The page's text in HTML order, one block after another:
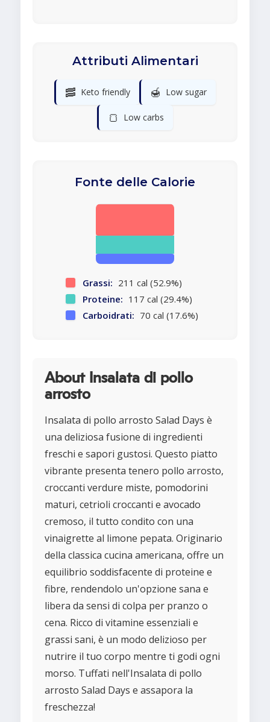
Attributi Alimentari
🥓 Keto friendly 🍯 Low sugar
🍞 Low carbs
Fonte delle Calorie
Grassi: 211 cal (52.9%)
Proteine: 117 cal (29.4%)
Carboidrati: 70 cal (17.6%)
About Insalata di pollo
arrosto
Insalata di pollo arrosto Salad Days è
una deliziosa fusione di ingredienti
freschi e sapori gustosi. Questo piatto
vibrante presenta tenero pollo arrosto,
croccanti verdure miste, pomodorini
maturi, cetrioli croccanti e avocado
cremoso, il tutto condito con una
vinaigrette al limone pepata. Originario
della classica cucina americana, offre un
equilibrio soddisfacente di proteine e
fibre, rendendolo un'opzione sana e
libera da sensi di colpa per pranzo o
cena. Ricco di vitamine essenziali e
grassi sani, è un modo delizioso per
nutrire il tuo corpo mentre ti godi ogni
morso. Tuffati nell'Insalata di pollo
arrosto Salad Days e assapora la
freschezza!